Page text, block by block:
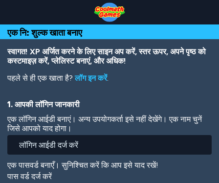
Top
of
Page
Navigation
Main
Content
Footer
main
content
एक नि: शुल्क खाता बनाए
स्वागत! XP अर्जित करने के लिए साइन अप करें, स्तर ऊपर, अपने पृष्ठ को
कस्टमाइज़ करें, प्लेलिस्ट बनाएं, और अधिक!
पहले से ही एक खाता है?लॉग इन करें.
1. आपकी लॉगिन जानकारी
एक लॉगिन आईडी बनाएं। अन्य उपयोगकर्ता इसे नहीं देखेंगे। एक नाम चुनें
जिसे आपको याद होगा।
एक पासवर्ड बनाएँ। सुनिश्चित करें कि आप इसे याद रखें!
पास वर्ड दर्ज करें